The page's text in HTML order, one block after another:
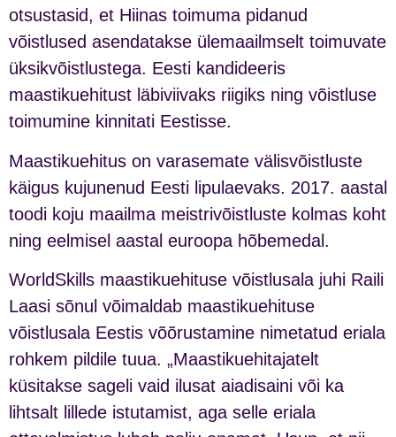
otsustasid, et Hiinas toimuma pidanud
võistlused asendatakse ülemaailmselt toimuvate
üksikvõistlustega. Eesti kandideeris
maastikuehitust läbiviivaks riigiks ning võistluse
toimumine kinnitati Eestisse.
Maastikuehitus on varasemate välisvõistluste
käigus kujunenud Eesti lipulaevaks. 2017. aastal
toodi koju maailma meistrivõistluste kolmas koht
ning eelmisel aastal euroopa hõbemedal.
WorldSkills maastikuehituse võistlusala juhi Raili
Laasi sõnul võimaldab maastikuehituse
võistlusala Eestis võõrustamine nimetatud eriala
rohkem pildile tuua. „Maastikuehitajatelt
küsitakse sageli vaid ilusat aiadisaini või ka
lihtsalt lillede istutamist, aga selle eriala